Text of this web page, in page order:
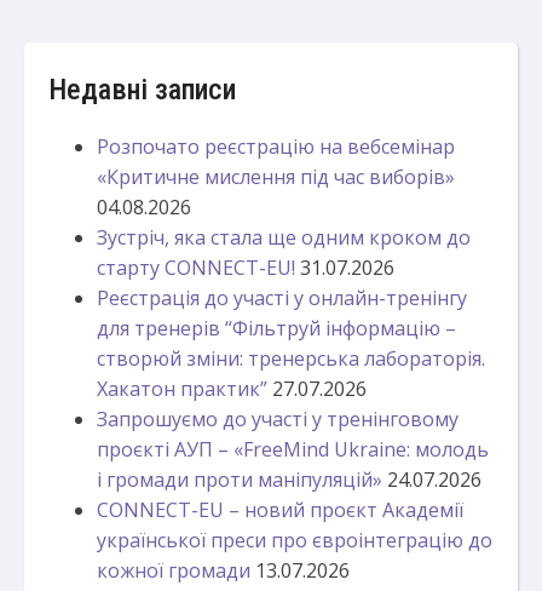
Недавні записи
Розпочато реєстрацію на вебсемінар
«Критичне мислення під час виборів»
04.08.2026
Зустріч, яка стала ще одним кроком до
старту CONNECT-EU! 31.07.2026
Реєстрація до участі у онлайн-тренінгу
для тренерів “Фільтруй інформацію –
створюй зміни: тренерська лабораторія.
Хакатон практик” 27.07.2026
Запрошуємо до участі у тренінговому
проєкті АУП – «FreeMind Ukraine: молодь
і громади проти маніпуляцій» 24.07.2026
CONNECT-EU – новий проєкт Академії
української преси про євроінтеграцію до
кожної громади 13.07.2026